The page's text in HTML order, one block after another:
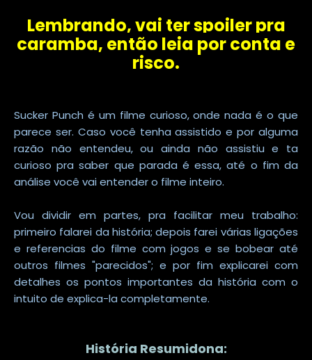
Lembrando, vai ter spoiler pra
caramba, então leia por conta e
risco.
Sucker Punch é um filme curioso, onde nada é o que
parece ser. Caso você tenha assistido e por alguma
razão não entendeu, ou ainda não assistiu e ta
curioso pra saber que parada é essa, até o fim da
análise você vai entender o filme inteiro.
Vou dividir em partes, pra facilitar meu trabalho:
primeiro falarei da história; depois farei várias ligações
e referencias do filme com jogos e se bobear até
outros filmes "parecidos"; e por fim explicarei com
detalhes os pontos importantes da história com o
intuito de explica-la completamente.
História Resumidona: